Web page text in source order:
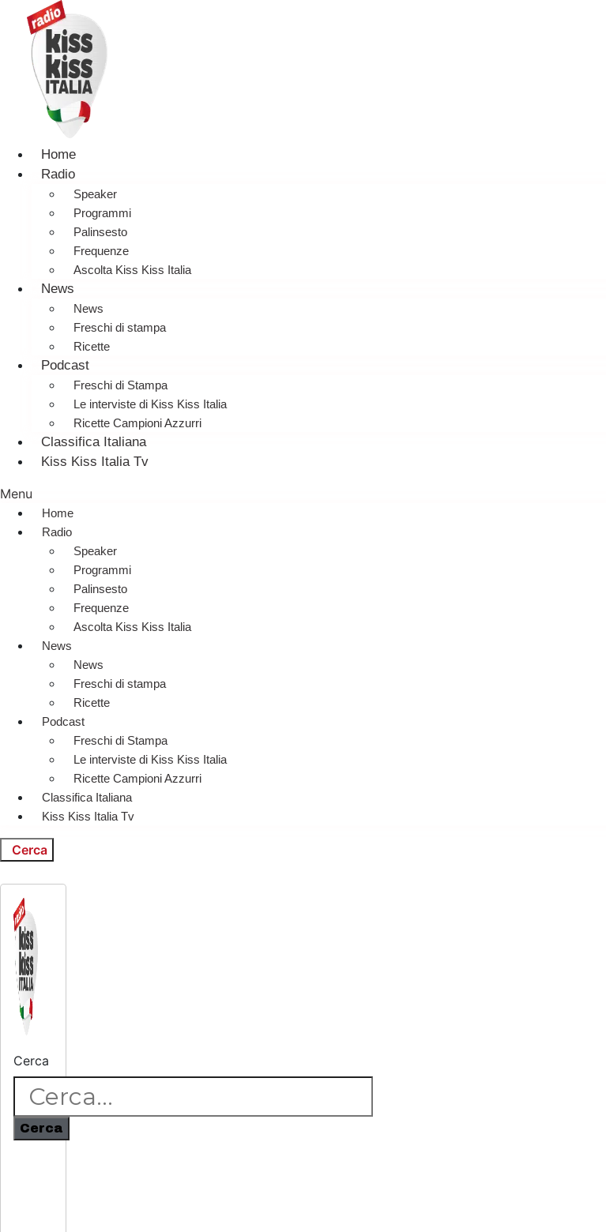
Home
Radio
Speaker
Programmi
Palinsesto
Frequenze
Ascolta Kiss Kiss Italia
News
News
Freschi di stampa
Ricette
Podcast
Freschi di Stampa
Le interviste di Kiss Kiss Italia
Ricette Campioni Azzurri
Classifica Italiana
Kiss Kiss Italia Tv
Menu
Home
Radio
Speaker
Programmi
Palinsesto
Frequenze
Ascolta Kiss Kiss Italia
News
News
Freschi di stampa
Ricette
Podcast
Freschi di Stampa
Le interviste di Kiss Kiss Italia
Ricette Campioni Azzurri
Classifica Italiana
Kiss Kiss Italia Tv
Cerca
Cerca
Cerca